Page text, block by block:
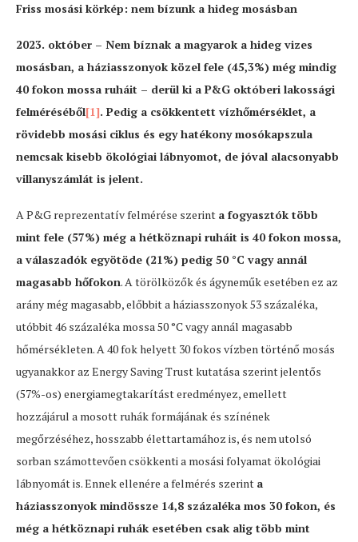
Friss mosási körkép: nem bízunk a hideg mosásban
2023. október – Nem bíznak a magyarok a hideg vizes
mosásban, a háziasszonyok közel fele (45,3%) még mindig
40 fokon mossa ruháit – derül ki a P&G októberi lakossági
felméréséből[1]. Pedig a csökkentett vízhőmérséklet, a
rövidebb mosási ciklus és egy hatékony mosókapszula
nemcsak kisebb ökológiai lábnyomot, de jóval alacsonyabb
villanyszámlát is jelent.
A P&G reprezentatív felmérése szerint a fogyasztók több
mint fele (57%) még a hétköznapi ruháit is 40 fokon mossa,
a válaszadók egyötöde (21%) pedig 50 °C vagy annál
magasabb hőfokon. A törölközők és ágyneműk esetében ez az
arány még magasabb, előbbit a háziasszonyok 53 százaléka,
utóbbit 46 százaléka mossa 50 °C vagy annál magasabb
hőmérsékleten. A 40 fok helyett 30 fokos vízben történő mosás
ugyanakkor az Energy Saving Trust kutatása szerint jelentős
(57%-os) energiamegtakarítást eredményez, emellett
hozzájárul a mosott ruhák formájának és színének
megőrzéséhez, hosszabb élettartamához is, és nem utolsó
sorban számottevően csökkenti a mosási folyamat ökológiai
lábnyomát is. Ennek ellenére a felmérés szerint a
háziasszonyok mindössze 14,8 százaléka mos 30 fokon, és
még a hétköznapi ruhák esetében csak alig több mint